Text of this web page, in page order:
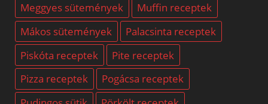
Meggyes sütemények
Muffin receptek
Mákos sütemények
Palacsinta receptek
Piskóta receptek
Pite receptek
Pizza receptek
Pogácsa receptek